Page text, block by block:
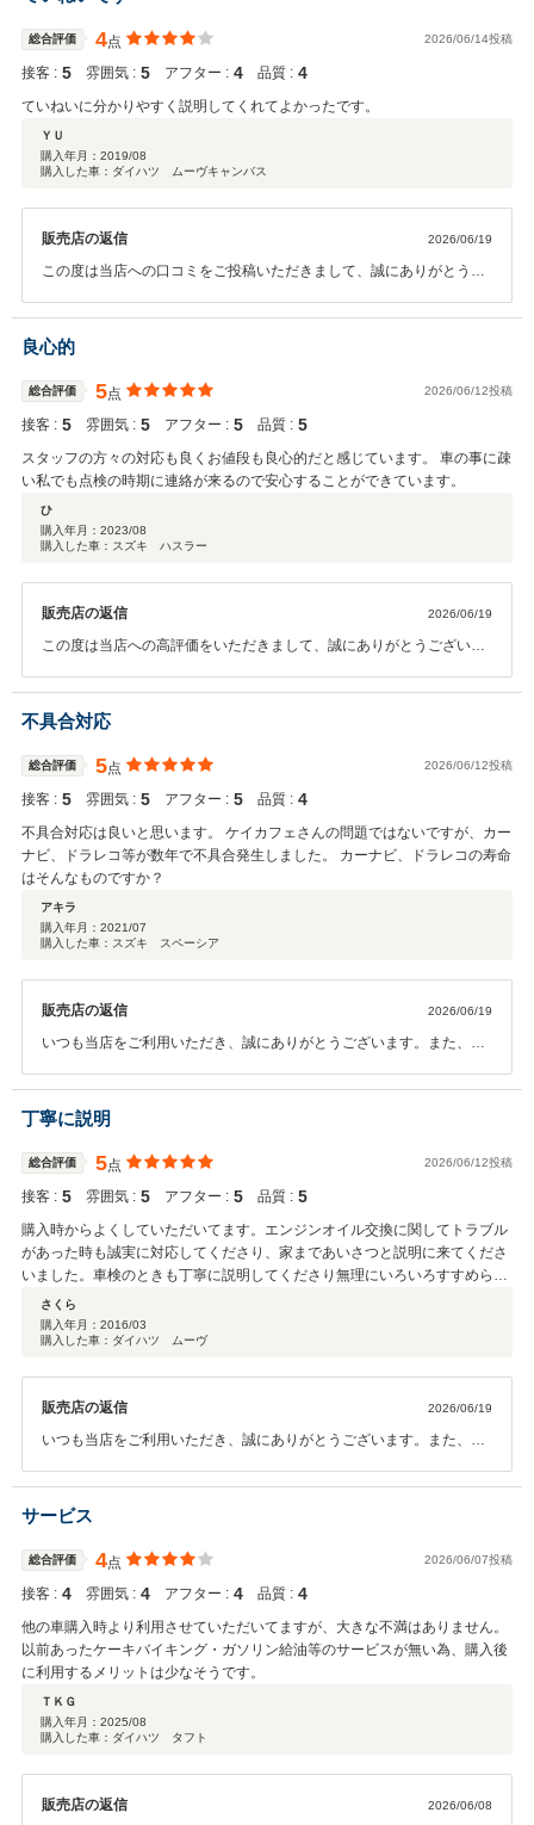
タッフ一同、心より御礼申し上げます。 普段なかなか目にする機会の
ないお車の内部だからこそ、プロの視点から分かりやすく誠実にお伝
えし、100%安心してお乗りいただきたいと考えております。その点
をお客様に「安心できます！」と評価していただけたことは、スタッ
フ一同大きな自信になります。 ぜひ、点検の待ち時間には美味しいケ
よりお待ちしております。今後ともどうぞよろしくお願い致します。
総合評価 4点 2026/06/14投稿
接客 : 5 雰囲気 : 5 アフター : 4 品質 : 4
ていねいに分かりやすく説明してくれてよかったです。
ＹＵ
購入年月： 2019/08
購入した車：ダイハツ ムーヴキャンバス
販売店の返信 2026/06/19
この度は当店への口コミをご投稿いただきまして、誠にありがとうご
説明してくれてよかった」と大変励みになるお言葉を頂戴し、ケイカ
フェやはた店スタッフ一同、心より御礼申し上げます。 お客様にいつ
い誠実な説明」を全スタッフが日頃から一番大切にしております。そ
の点を評価していただけたことは、私共にとって大きな自信となりま
す。 今後のサービス改善にもYU様のお声をしっかりと活かし、これ
から先も「ここに来れば一番安心」と思って頂けるよう、さらに丁寧
なサポートを徹底してまいります。 またご質問や気になることがござ
ェやはた店をどうぞよろしくお願い致します。
良心的
総合評価 5点 2026/06/12投稿
接客 : 5 雰囲気 : 5 アフター : 5 品質 : 5
スタッフの方々の対応も良くお値段も良心的だと感じています。 車の事に疎
い私でも点検の時期に連絡が来るので安心することができています。
ひ
購入年月： 2023/08
購入した車：スズキ ハスラー
販売店の返信 2026/06/19
この度は当店への高評価をいただきまして、誠にありがとうございま
「安心することができる」とこれ以上ない温かいお言葉を頂戴し、ケ
イカフェやはた店スタッフ一同、心より御礼申し上げます。 お車の知
識がなくても、私共が全力でサポートいたしますのでどうぞご安心く
ださいね。「そろそろメンテナンスの時期かな？」という絶妙なタイ
ミングでいつでも安心して愛車をお任せいただけるよう、先回りの丁
寧なご案内をこれからも徹底してまいります。 今後のサービス改善に
もひまり様のお声をしっかりと活かし、より一層ご満足いただけるお
店づくりに努めてまいります。 またご質問や気になることがございま
したら、いつでもお気軽に頼ってくださいね。今後ともケイカフェや
不具合対応
総合評価 5点 2026/06/12投稿
接客 : 5 雰囲気 : 5 アフター : 5 品質 : 4
不具合対応は良いと思います。 ケイカフェさんの問題ではないですが、カー
ナビ、ドラレコ等が数年で不具合発生しました。 カーナビ、ドラレコの寿命
はそんなものですか？
アキラ
購入年月： 2021/07
購入した車：スズキ スペーシア
販売店の返信 2026/06/19
いつも当店をご利用いただき、誠にありがとうございます。また、総
同、心より御礼申し上げます。 私共の不具合への対応について「良
い」と仰っていただけて安心いたしました。電装品の不具合が重なっ
やドラレコ等の寿命についてですが、用品メーカーの電装品保証は、
一般的に「長くても3年間」と設定されているケースがほとんどでご
ざいます。車内の急激な温度変化や振動を受け続ける精密機器のた
め、メーカー側も3年を一つの大きな区切りとしており、5年目を迎え
るタイミングでの不具合や寿命は、どうしても発生しやすくなってし
まいます。 決してお客様のお車だけに起こることではございませんの
したら、いつでもお気軽に頼ってくださいね。これからも全力でサポ
ートさせていただきます！
丁寧に説明
総合評価 5点 2026/06/12投稿
接客 : 5 雰囲気 : 5 アフター : 5 品質 : 5
購入時からよくしていただいてます。エンジンオイル交換に関してトラブル
があった時も誠実に対応してくださり、家まであいさつと説明に来てくださ
いました。車検のときも丁寧に説明してくださり無理にいろいろすすめられ
ることもありません。カフェだけ利用するときも、いつも親切に対応してく
ださいます
さくら
購入年月： 2016/03
購入した車：ダイハツ ムーヴ
販売店の返信 2026/06/19
いつも当店をご利用いただき、誠にありがとうございます。また、す
た店スタッフ一同、心より御礼申し上げます。 過去の対応についても
温かく振り返っていただき、また車検時の説明やカフェ利用時の対応
これからも「何かあったときも、何もないときも、いつでも安心して
頼れるお店」であり続けられるよう、誠実で親切な対応を徹底してま
いります。 カフェスペースのご利用だけでも大歓迎ですので、ぜひ今
後ともお気軽にお立ち寄りくださいね。またのご来店を心よりお待ち
しております。どうぞよろしくお願いいたします！
サービス
総合評価 4点 2026/06/07投稿
接客 : 4 雰囲気 : 4 アフター : 4 品質 : 4
他の車購入時より利用させていただいてますが、大きな不満はありません。
以前あったケーキバイキング・ガソリン給油等のサービスが無い為、購入後
に利用するメリットは少なそうです。
ＴＫＧ
購入年月： 2025/08
購入した車：ダイハツ タフト
販売店の返信 2026/06/08